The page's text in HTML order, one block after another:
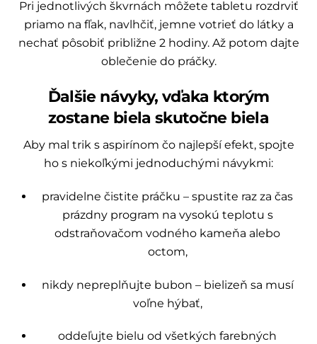
Pri jednotlivých škvrnách môžete tabletu rozdrviť
priamo na fľak, navlhčiť, jemne votrieť do látky a
nechať pôsobiť približne 2 hodiny. Až potom dajte
oblečenie do práčky.
Ďalšie návyky, vďaka ktorým
zostane biela skutočne biela
Aby mal trik s aspirínom čo najlepší efekt, spojte
ho s niekoľkými jednoduchými návykmi:
pravidelne čistite práčku – spustite raz za čas
prázdny program na vysokú teplotu s
odstraňovačom vodného kameňa alebo
octom,
nikdy nepreplňujte bubon – bielizeň sa musí
voľne hýbať,
oddeľujte bielu od všetkých farebných